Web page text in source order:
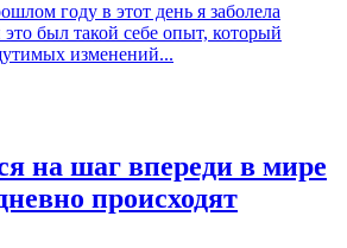
году в этот день я заболела
это был такой себе опыт, который
изменений...
на шаг впереди в мире
происходят